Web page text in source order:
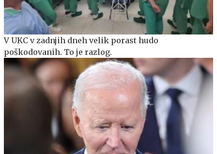
V UKC v zadnjih dneh velik porast hudo
poškodovanih. To je razlog.